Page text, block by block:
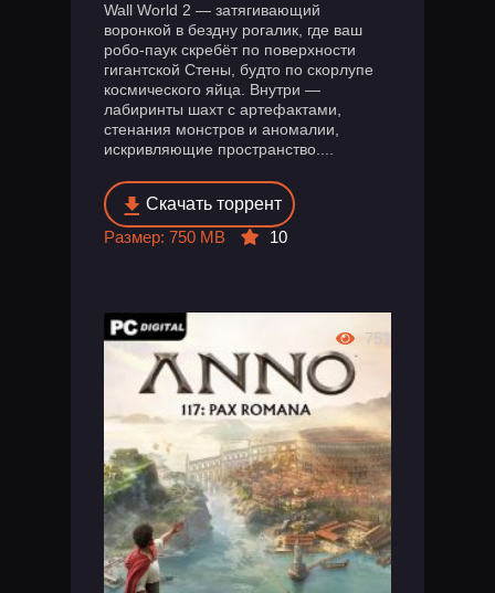
Wall World 2 — затягивающий
воронкой в бездну рогалик, где ваш
робо-паук скребёт по поверхности
гигантской Стены, будто по скорлупе
космического яйца. Внутри —
лабиринты шахт с артефактами,
стенания монстров и аномалии,
искривляющие пространство....
Скачать торрент
Размер: 750 MB
10
751